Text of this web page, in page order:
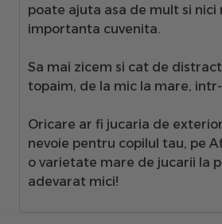
poate ajuta asa de mult si nici
importanta cuvenita.
Sa mai zicem si cat de
topaim, de la mic la mare,
Oricare ar fi jucaria de
nevoie pentru copilul tau, pe
o varietate mare de jucarii la
adevarat mici!